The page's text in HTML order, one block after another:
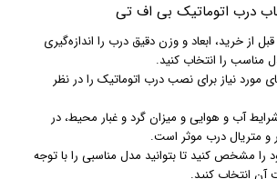
درب اتوماتیک بی اف تی
قبل از خرید، ابعاد و وزن دقیق درب را اندازه‌گیری
مناسب را انتخاب کنید.
مورد نیاز برای نصب درب اتوماتیک را در نظر
آب و هوایی و میزان گرد و غبار محیط، در
و متریال درب موثر است.
را مشخص کنید تا بتوانید مدل مناسبی را با توجه